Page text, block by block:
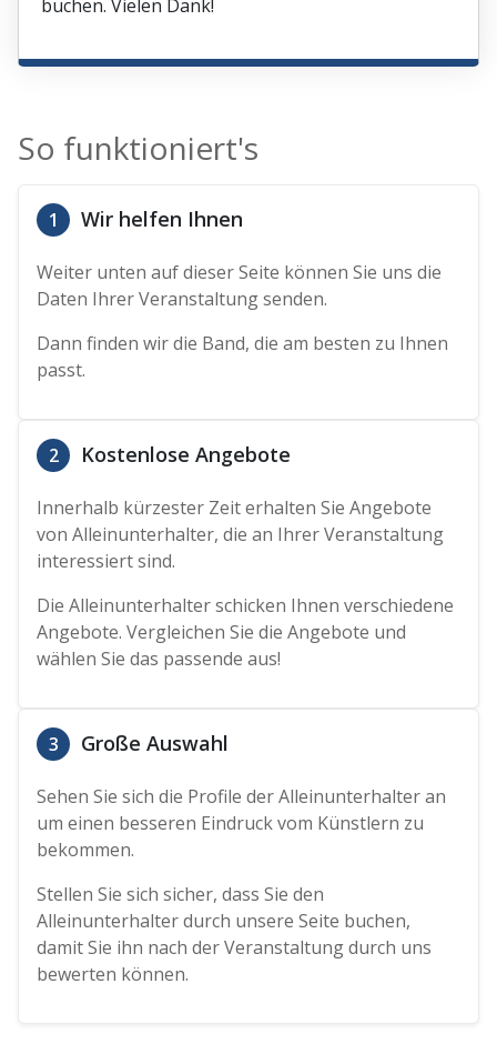
buchen. Vielen Dank!
So funktioniert's
1 Wir helfen Ihnen
Weiter unten auf dieser Seite können Sie uns die
Daten Ihrer Veranstaltung senden.
Dann finden wir die Band, die am besten zu Ihnen
passt.
2 Kostenlose Angebote
Innerhalb kürzester Zeit erhalten Sie Angebote
von Alleinunterhalter, die an Ihrer Veranstaltung
interessiert sind.
Die Alleinunterhalter schicken Ihnen verschiedene
Angebote. Vergleichen Sie die Angebote und
wählen Sie das passende aus!
3 Große Auswahl
Sehen Sie sich die Profile der Alleinunterhalter an
um einen besseren Eindruck vom Künstlern zu
bekommen.
Stellen Sie sich sicher, dass Sie den
Alleinunterhalter durch unsere Seite buchen,
damit Sie ihn nach der Veranstaltung durch uns
bewerten können.